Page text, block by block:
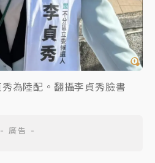
為陸配。翻攝李貞秀臉書